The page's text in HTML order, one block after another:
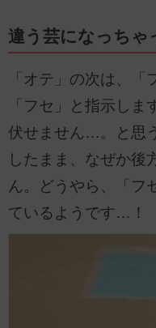
違う芸になっちゃ
「オテ」の次は、
「フセ」と指示し
伏せません…。と思
したまま、なぜか後
ん。どうやら、「フ
ているようです…！